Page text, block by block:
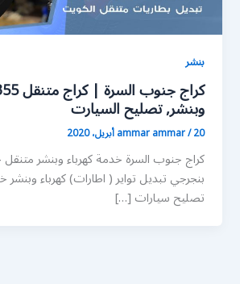
بنشر
وبنشر, تصليح السيارت
ammar ammar/20 أبريل، 2020
كراج جنوب السرة خدمة كهرباء وبنشر
بنجرجي تبديل تواير ( اطارات) كهرباء وبنشر
تصليح سيارات […]